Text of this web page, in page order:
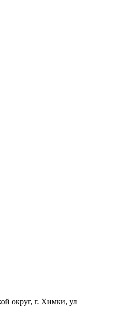
округ, г. Химки, ул